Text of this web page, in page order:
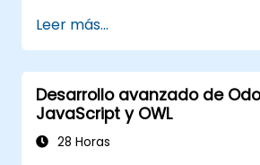
agilizar flujos de trabajo y
seguimiento del
Aprovechar informes y
control para obtener
el canal de ventas.
Leer más...
Desarrollo avanzado de
JavaScript y OWL
28 Horas